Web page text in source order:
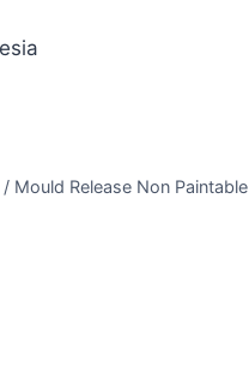
/ Mould Release Non Paintable